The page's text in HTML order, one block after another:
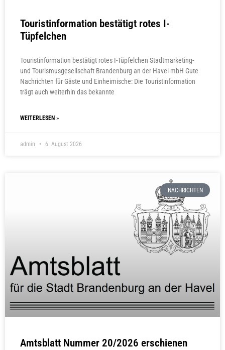
Touristinformation bestätigt rotes I-
Tüpfelchen
Touristinformation bestätigt rotes I-Tüpfelchen Stadtmarketing-
und Tourismusgesellschaft Brandenburg an der Havel mbH Gute
Nachrichten für Gäste und Einheimische: Die Touristinformation
trägt auch weiterhin das bekannte
WEITERLESEN »
admin 6. August 2026
NACHRICHTEN
Amtsblatt Nummer 20/2026 erschienen